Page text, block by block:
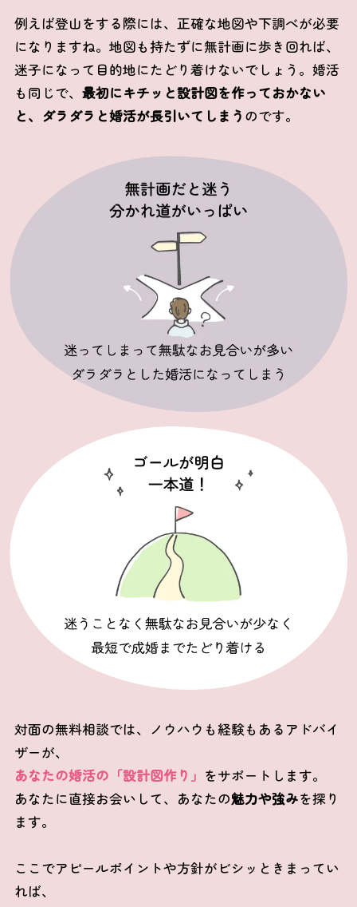
例えば登山をする際には、正確な地図や下調べが必要
になりますね。地図も持たずに無計画に歩き回れば、
迷子になって目的地にたどり着けないでしょう。婚活
も同じで、 最初にキチッと設計図を作っておかない
と、ダラダラと婚活が長引いてしまう のです。
対面の無料相談では、ノウハウも経験もあるアドバイ
ザーが、
あなたの婚活の「設計図作り」 をサポートします。
あなたに直接お会いして、あなたの魅力や強みを探り
ます。
ここでアピールポイントや方針がビシッときまってい
れば、